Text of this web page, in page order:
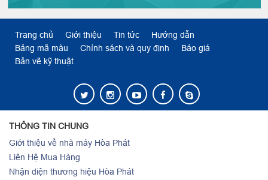
Trang chủ Giới thiệu Tin tức
Hướng dẫn
Bảng mã màu
Chính sách và quy định
Báo giá
Bản vẽ kỹ thuật
THÔNG TIN CHUNG
Giới thiệu về nhà máy Hòa Phát
Liên Hệ Mua Hàng
Nhận diện thương hiệu Hòa Phát